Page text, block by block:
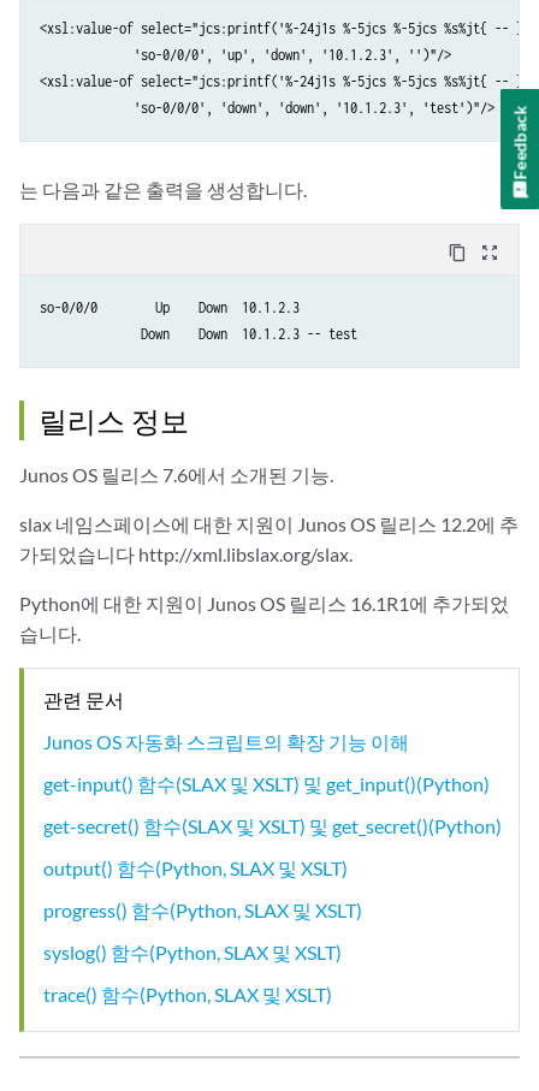
<xsl:value-of select="jcs:printf('%-24j1s %-5jcs %-5jcs %s%jt{ --
'so-0/0/0', 'up', 'down', '10.1.2.3', '')"/>
<xsl:value-of select="jcs:printf('%-24j1s %-5jcs %-5jcs %s%jt{ --
'so-0/0/0', 'down', 'down', '10.1.2.3', 'test')"/>
는 다음과 같은 출력을 생성합니다.
content_copy zoom_out_map
so-0/0/0        Up    Down  10.1.2.3
릴리스 정보
Junos OS 릴리스 7.6에서 소개된 기능.
slax 네임스페이스에 대한 지원이 Junos OS 릴리스 12.2에 추
가되었습니다 http://xml.libslax.org/slax.
Python에 대한 지원이 Junos OS 릴리스 16.1R1에 추가되었
습니다.
관련 문서
Junos OS 자동화 스크립트의 확장 기능 이해
get-input() 함수(SLAX 및 XSLT) 및 get_input()(Python)
get-secret() 함수(SLAX 및 XSLT) 및 get_secret()(Python)
output() 함수(Python, SLAX 및 XSLT)
progress() 함수(Python, SLAX 및 XSLT)
syslog() 함수(Python, SLAX 및 XSLT)
trace() 함수(Python, SLAX 및 XSLT)
Feedback